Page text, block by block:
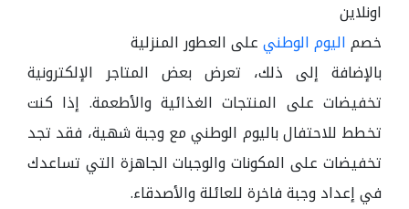
اونلاين
خصماليوم الوطنيعلى العطور المنزلية
بالإضافة إلى ذلك، تعرض بعض المتاجر الإلكترونية
تخفيضات على المنتجات الغذائية والأطعمة. إذا كنت
تخطط للاحتفال باليوم الوطني مع وجبة شهية، فقد تجد
تخفيضات على المكونات والوجبات الجاهزة التي تساعدك
في إعداد وجبة فاخرة للعائلة والأصدقاء.